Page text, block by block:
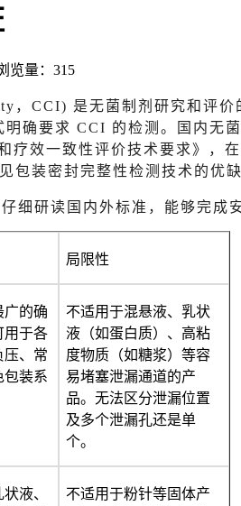
量： 315
CCI) 是无菌制剂研究和评价
确要求 CCI 的检测。国内
疗效一致性评价技术要求》，
包装密封完整性检测技术的优
仔细研读国内外标准，能够完成
局限性
广的确
用于各
压、常
包装系
不适用于混悬液、乳状
液（如蛋白质）、高粘
度物质（如糖浆）等容
易堵塞泄漏通道的产
品。无法区分泄漏位置
及多个泄漏孔还是单
个。
液、
不适用于粉针等固体产